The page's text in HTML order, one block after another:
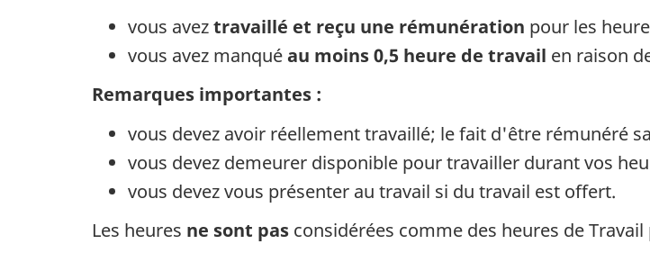
vous aveztravaillé et reçu une rémunération pour les
vous avez manquéau moins 0,5 heure de travail en raison
Remarques importantes :
vous devez avoir réellement travaillé; le fait d'être rémunéré
vous devez demeurer disponible pour travailler durant vos
vous devez vous présenter au travail si du travail est offert.
Les heures ne sont pas considérées comme des heures de